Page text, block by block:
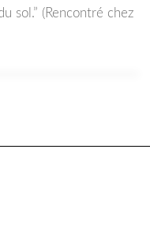
sol.” (Rencontré chez